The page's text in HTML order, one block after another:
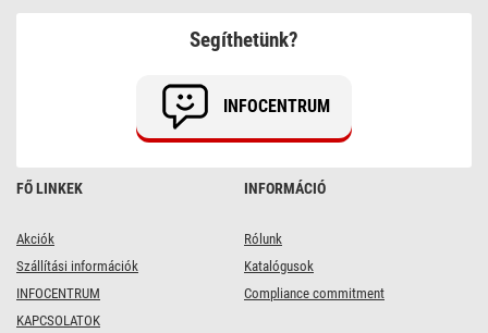
FŐ LINKEK
Akciók
Szállítási információk
INFOCENTRUM
KAPCSOLATOK
INFORMÁCIÓ
Rólunk
Katalógusok
Compliance commitment
Segíthetünk?
INFOCENTRUM